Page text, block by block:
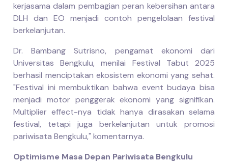
kerjasama dalam pembagian peran kebersihan antara
DLH dan EO menjadi contoh pengelolaan festival
berkelanjutan.
Dr. Bambang Sutrisno, pengamat ekonomi dari
Universitas Bengkulu, menilai Festival Tabut 2025
berhasil menciptakan ekosistem ekonomi yang sehat.
"Festival ini membuktikan bahwa event budaya bisa
menjadi motor penggerak ekonomi yang signifikan.
Multiplier effect-nya tidak hanya dirasakan selama
festival, tetapi juga berkelanjutan untuk promosi
pariwisata Bengkulu," komentarnya.
Optimisme Masa Depan Pariwisata Bengkulu